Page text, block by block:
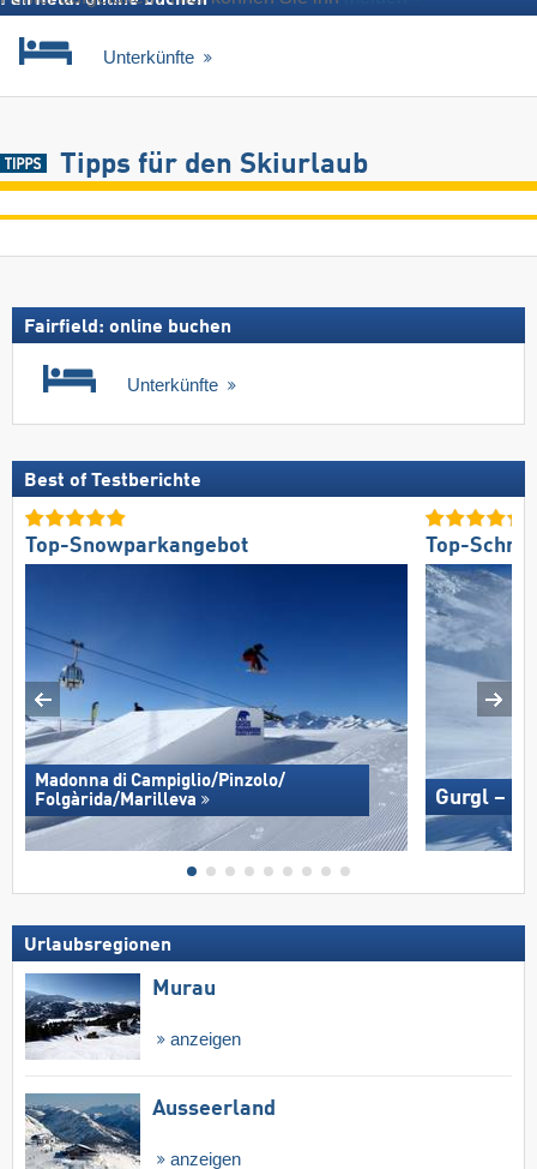
Unterkünfte
Tipps für den Skiurlaub
Fairfield: online buchen
Unterkünfte
Best of Testberichte
Top-Snowparkangebot
Madonna di Campiglio/​Pinzolo/​
Folgàrida/​Marilleva
Top-
Gurgl –
Urlaubsregionen
Murau
anzeigen
Ausseerland
anzeigen